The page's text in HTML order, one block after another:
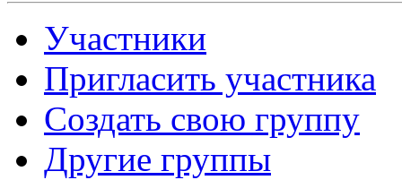
Участники
Пригласить участника
Создать свою группу
Другие группы